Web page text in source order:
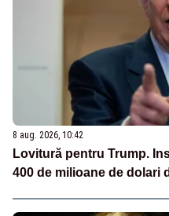
8 aug. 2026, 10:42
Lovitură pentru Trump.
400 de milioane de dolari